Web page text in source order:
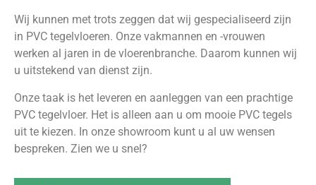
Wij kunnen met trots zeggen dat wij gespecialiseerd zijn
in PVC tegelvloeren. Onze vakmannen en -vrouwen
werken al jaren in de vloerenbranche. Daarom kunnen wij
u uitstekend van dienst zijn.
Onze taak is het leveren en aanleggen van een prachtige
PVC tegelvloer. Het is alleen aan u om mooie PVC tegels
uit te kiezen. In onze showroom kunt u al uw wensen
bespreken. Zien we u snel?